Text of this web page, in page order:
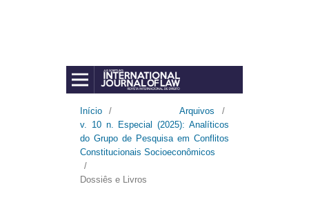
Início / Arquivos
/
v. 10 n. Especial (2025): Analíticos
do Grupo de Pesquisa em Conflitos
Constitucionais Socioeconômicos
/
Dossiês e Livros